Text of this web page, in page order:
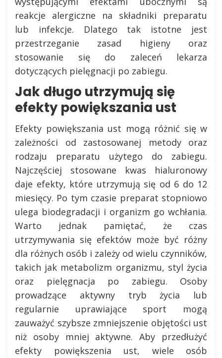
reakcje alergiczne na składniki preparatu
lub infekcje. Dlatego tak istotne jest
przestrzeganie zasad higieny oraz
stosowanie się do zaleceń lekarza
dotyczących pielęgnacji po zabiegu.
Jak długo utrzymują się
efekty powiększania ust
Efekty powiększania ust mogą różnić się w
zależności od zastosowanej metody oraz
rodzaju preparatu użytego do zabiegu.
Najczęściej stosowane kwas hialuronowy
daje efekty, które utrzymują się od 6 do 12
miesięcy. Po tym czasie preparat stopniowo
ulega biodegradacji i organizm go wchłania.
Warto jednak pamiętać, że czas
utrzymywania się efektów może być różny
dla różnych osób i zależy od wielu czynników,
takich jak metabolizm organizmu, styl życia
oraz pielęgnacja po zabiegu. Osoby
prowadzące aktywny tryb życia lub
regularnie uprawiające sport mogą
zauważyć szybsze zmniejszenie objętości ust
niż osoby mniej aktywne. Aby przedłużyć
efekty powiększenia ust, wiele osób